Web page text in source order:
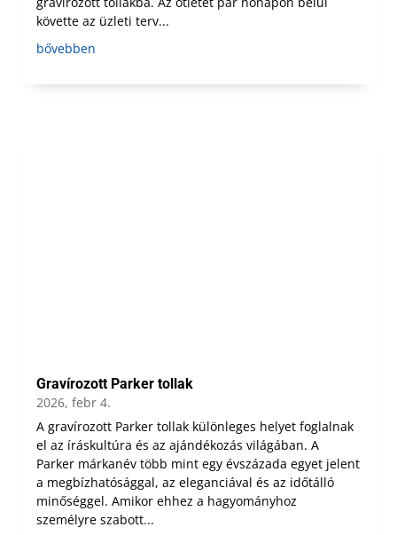
követte az üzleti terv...
bővebben
Gravírozott Parker tollak
2026, febr 4.
A gravírozott Parker tollak különleges helyet foglalnak
el az íráskultúra és az ajándékozás világában. A
Parker márkanév több mint egy évszázada egyet jelent
a megbízhatósággal, az eleganciával és az időtálló
minőséggel. Amikor ehhez a hagyományhoz
személyre szabott...